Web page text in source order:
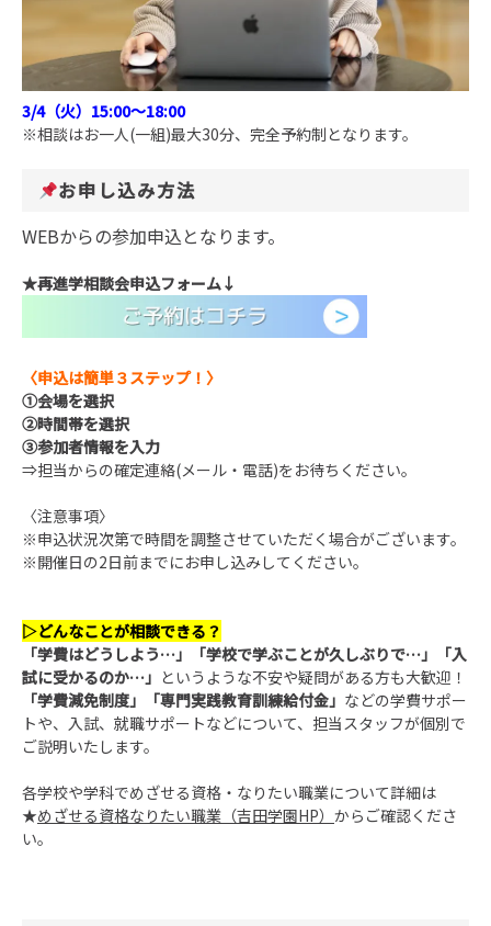
3/4（火）15:00～18:00
※相談はお一人(一組)最大30分、完全予約制となります。
お申し込み方法
WEBからの参加申込となります。
★再進学相談会申込フォーム↓
〈申込は簡単３ステップ！〉
①会場を選択
②時間帯を選択
③参加者情報を入力
⇒担当からの確定連絡(メール・電話)をお待ちください。
〈注意事項〉
※申込状況次第で時間を調整させていただく場合がございます。
※開催日の2日前までにお申し込みしてください。
▷どんなことが相談できる？
「学費はどうしよう…」「学校で学ぶことが久しぶりで…」「入
試に受かるのか…」 というような不安や疑問がある方も大歓迎！
「学費減免制度」「専門実践教育訓練給付金」 などの学費サポー
トや、入試、就職サポートなどについて、担当スタッフが個別で
ご説明いたします。
各学校や学科でめざせる資格・なりたい職業について詳細は
★めざせる資格なりたい職業（吉田学園HP） からご確認くださ
い。